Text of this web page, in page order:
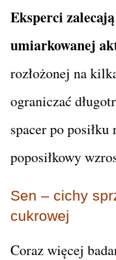
Eksperci
umiarkowanej
rozłożonej na
ograniczać
spacer po
poposiłkowy
Sen – cichy
cukrowej
Coraz więcej